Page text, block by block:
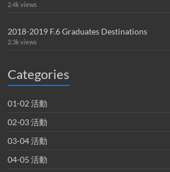
2.4k views
2018-2019 F.6 Graduates Destinations
2.3k views
Categories
01-02 活動
02-03 活動
03-04 活動
04-05 活動